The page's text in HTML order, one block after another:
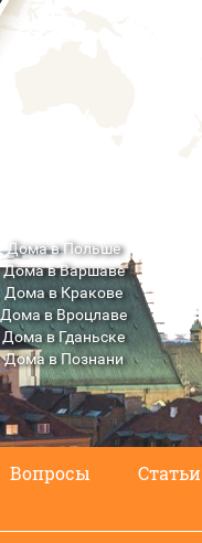
Дома в Польше
Дома в Варшаве
Дома в Кракове
Дома в Вроцлаве
Дома в Гданьске
Дома в Познани
Дома в Люблине
Вопросы
Статьи